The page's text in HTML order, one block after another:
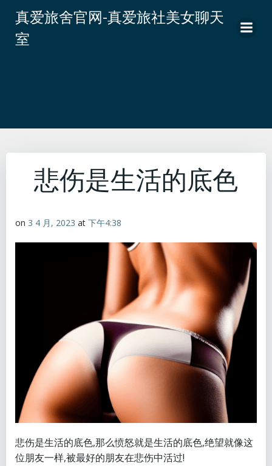
转
真爱旅舍官网-真爱旅社美女聊天
室
悲伤是生活的底色
on 3 4 月, 2023 at 下午4:38
悲伤是生活的底色,那么愤怒就是生活的底色,绝望就像这
位朋友一样,被最好的朋友在悲伤中活过!